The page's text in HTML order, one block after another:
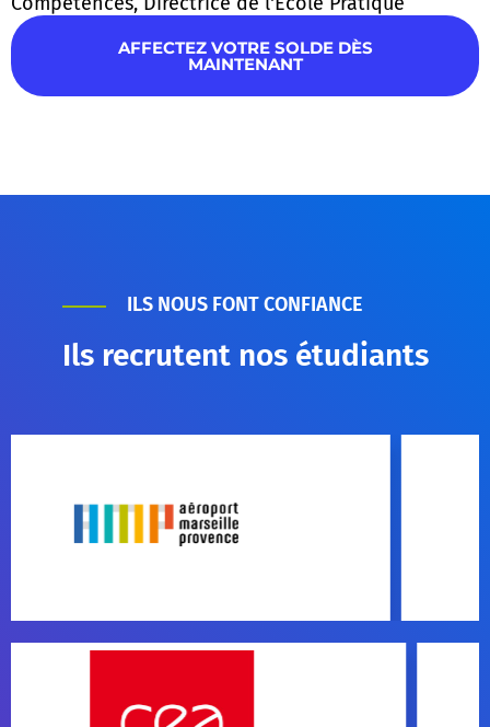
AFFECTEZ VOTRE SOLDE DÈS
MAINTENANT
ILS NOUS FONT CONFIANCE
Ils recrutent nos étudiants